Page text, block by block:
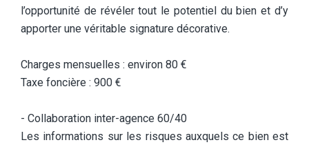
l’opportunité de révéler tout le potentiel du bien et d’y
apporter une véritable signature décorative.
Charges mensuelles : environ 80 €
Taxe foncière : 900 €
- Collaboration inter-agence 60/40
Les informations sur les risques auxquels ce bien est